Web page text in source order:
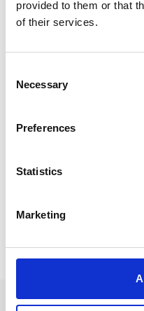
provided to them or that
of their services.
Selection
Necessary
Preferences
Statistics
Marketing
Розетка для
Мини-
Обслуживание
Услуга
Бесплатное
запросу